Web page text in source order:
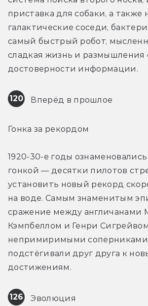
приставка для собаки, а также
галактические соседи,
самый быстрый робот,
сладкая жизнь и размышления
достоверности информации.
120 Вперёд в прошлое
Гонка за рекордом
1920-30-е годы
гонкой — десятки пилотов
установить новый рекорд
на воде. Самым знаменитым
сражение между англичанами
Кэмпбеллом и Генри
непримиримыми
подстёгивали друг друга к
достижениям.
126 Эволюция